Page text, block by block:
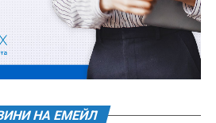
Future for Ukraine забезпечує
та відновлення для
соціальні кампанії, які
жити з протезом і якої
НА ЕМЕЙЛ